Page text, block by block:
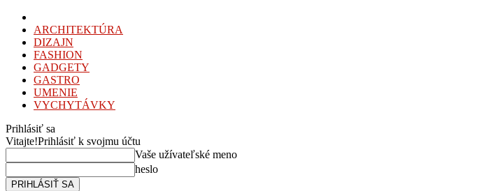
ARCHITEKTÚRA
DIZAJN
FASHION
GADGETY
GASTRO
UMENIE
VYCHYTÁVKY
Prihlásiť sa
Vitajte!Prihlásiť k svojmu účtu
Vaše užívateľské meno
heslo